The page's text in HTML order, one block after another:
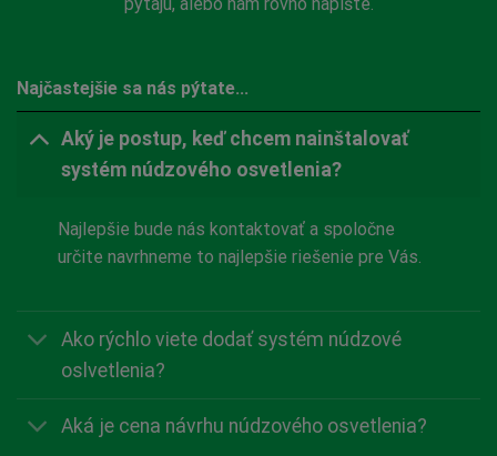
Najčastejšie sa nás pýtate...
Aký je postup, keď chcem nainštalovať
systém núdzového osvetlenia?
Najlepšie bude nás kontaktovať a spoločne
určite navrhneme to najlepšie riešenie pre Vás.
Ako rýchlo viete dodať systém núdzové
oslvetlenia?
Aká je cena návrhu núdzového osvetlenia?